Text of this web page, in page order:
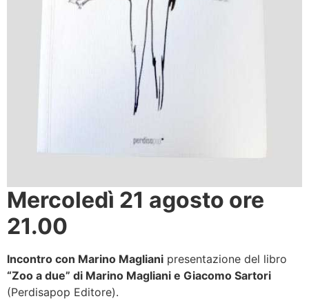
Mercoledì 21 agosto ore
21.00
Incontro con Marino Magliani presentazione del libro
“Zoo a due” di Marino Magliani e Giacomo Sartori
(Perdisapop Editore).